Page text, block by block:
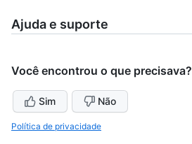
Ajuda e suporte
Você encontrou o que precisava?
Sim Não
Política de privacidade